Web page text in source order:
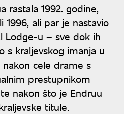
rastala 1992. godine,
1996, ali par je nastavio
Lodge-u – sve dok ih
s kraljevskog imanja u
cele drame s
prestupnikom
nakon što je Endruu
titule.